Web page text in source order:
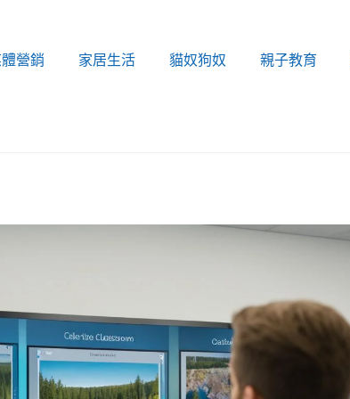
營銷 家居生活 貓奴狗奴 親子教育